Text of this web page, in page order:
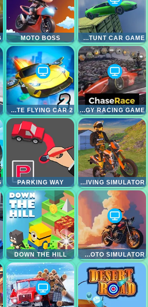
EXTREME STUNT CAR GAME
MOTO BOSS
CHASERACE ESPORT STRATEGY RACING GAME
ULTIMATE FLYING CAR 2
MOTOCROSS DRIVING SIMULATOR
PARKING WAY
3D MOTO SIMULATOR
DOWN THE HILL